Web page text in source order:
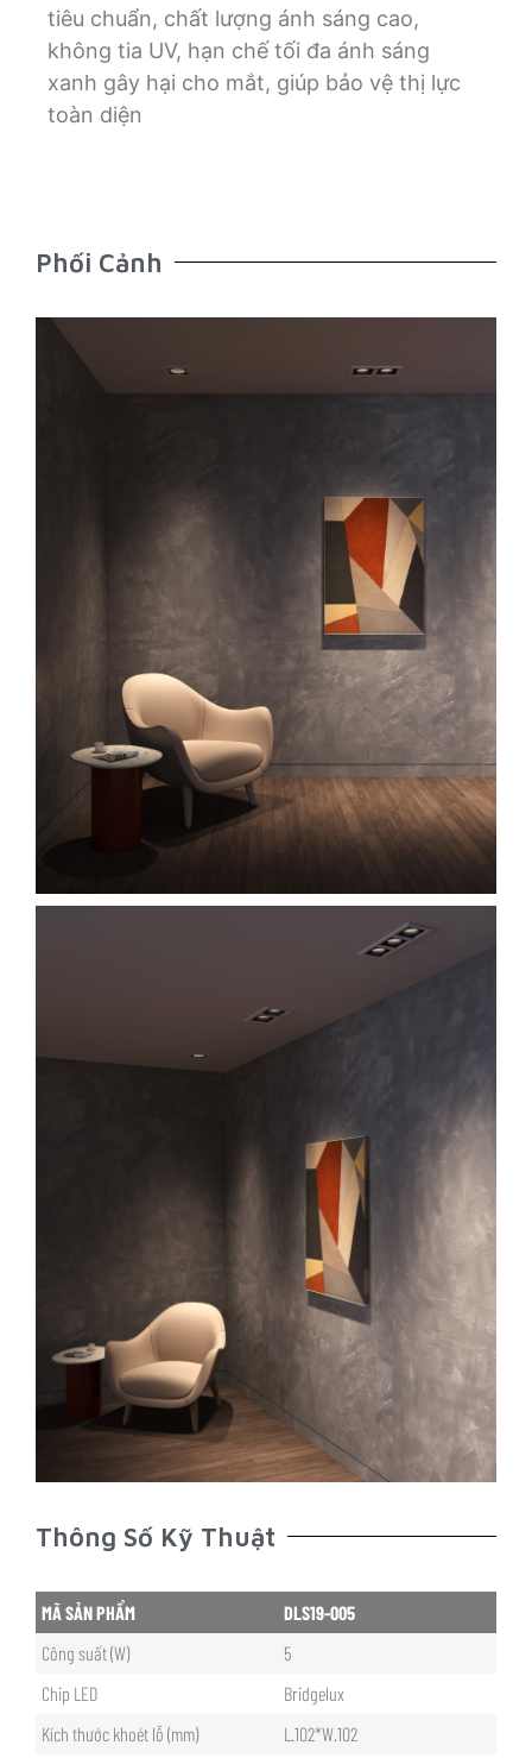
tiêu chuẩn, chất lượng ánh sáng cao,
không tia UV, hạn chế tối đa ánh sáng
xanh gây hại cho mắt, giúp bảo vệ thị lực
toàn diện
Phối Cảnh
Thông Số Kỹ Thuật
MÃ SẢN PHẨM
DLS19-005
Công suất (W)
5
Chip LED
Bridgelux
Kích thước khoét lỗ (mm)
L.102*W.102